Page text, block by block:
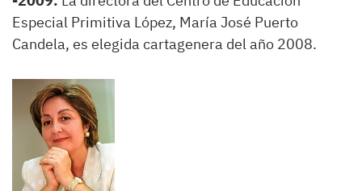
Especial Primitiva López, María José Puerto
Candela, es elegida cartagenera del año 2008.